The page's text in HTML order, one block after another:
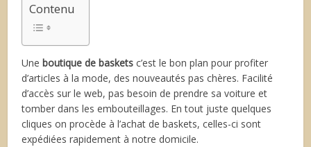
Contenu
Une boutique de baskets c’est le bon plan pour profiter
d’articles à la mode, des nouveautés pas chères. Facilité
d’accès sur le web, pas besoin de prendre sa voiture et
tomber dans les embouteillages. En tout juste quelques
cliques on procède à l’achat de baskets, celles-ci sont
expédiées rapidement à notre domicile.